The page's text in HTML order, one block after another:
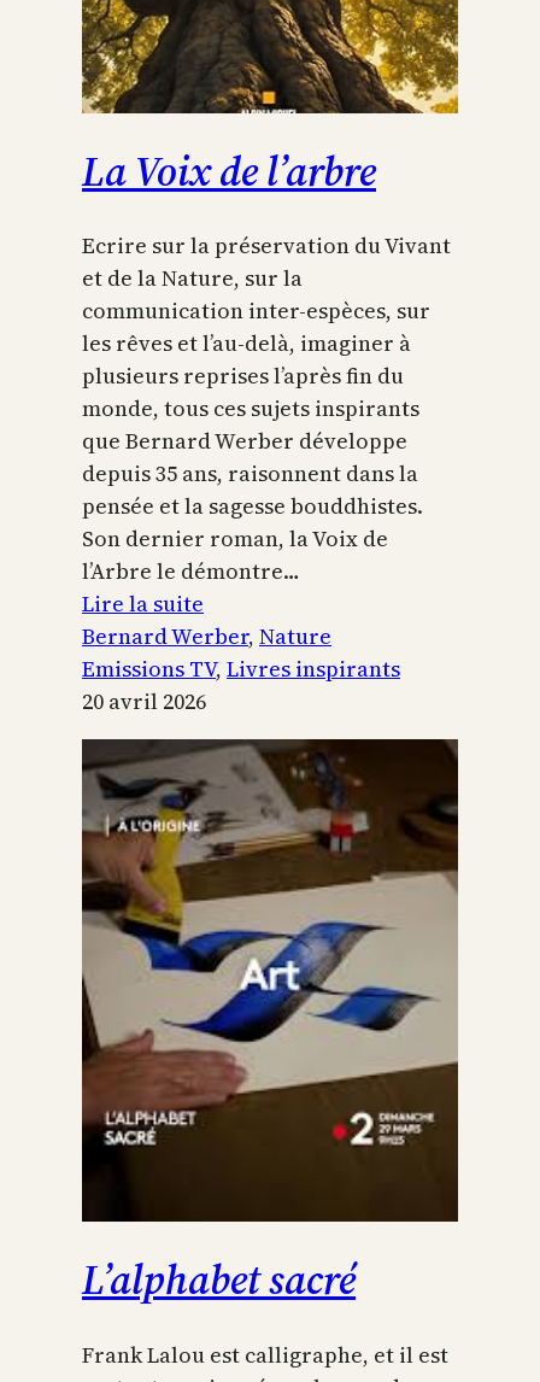
La Voix de l’arbre
Ecrire sur la préservation du Vivant
et de la Nature, sur la
communication inter-espèces, sur
les rêves et l’au-delà, imaginer à
plusieurs reprises l’après fin du
monde, tous ces sujets inspirants
que Bernard Werber développe
depuis 35 ans, raisonnent dans la
pensée et la sagesse bouddhistes.
Son dernier roman, la Voix de
l’Arbre le démontre…
Lire la suite
La
Voix
de
l’arbre
Bernard Werber, Nature
Emissions TV, Livres inspirants
20 avril 2026
L’alphabet sacré
Frank Lalou est calligraphe, et il est